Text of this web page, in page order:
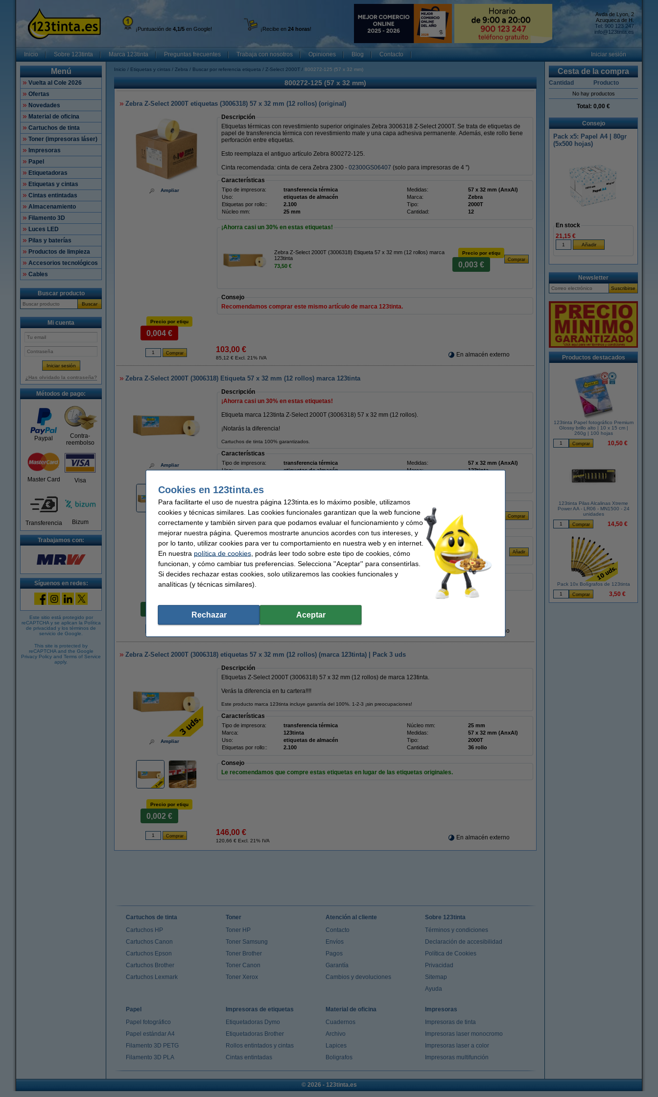
¡Puntuación de 4,1/5 en Google! ¡Recibe en 24 horas!
Avda de Lyon, 2
Azuqueca de H.
Tel: 900 123 247
info@123tinta.es
Inicio Sobre 123tinta Marca 123tinta Preguntas frecuentes Trabaja con nosotros Opiniones Blog Contacto Iniciar sesión
Menú
Vuelta al Cole 2026
Ofertas
Novedades
Material de oficina
Cartuchos de tinta
Toner (impresoras láser)
Impresoras
Papel
Etiquetadoras
Etiquetas y cintas
Cintas entintadas
Almacenamiento
Filamento 3D
Luces LED
Pilas y baterías
Productos de limpieza
Accesorios tecnológicos
Cables
Buscar producto
Buscar
Mi cuenta
¿Has olvidado la contraseña?
Métodos de pago:
Paypal
Contra-
reembolso
Master Card Visa
Transferencia Bizum
Trabajamos con:
Síguenos en redes:
Este sitio está protegido por
reCAPTCHA y se aplican la Política
de privacidad y los términos de
servicio de Google
This site is protected by
reCAPTCHA and the Google
Privacy Policy and Terms of Service
apply.
Inicio Etiquetas y cintas Zebra Buscar por referencia etiqueta Z-Select 2000T 800272-125 (57 x 32 mm)
800272-125 (57 x 32 mm)
Zebra Z-Select 2000T etiquetas (3006318) 57 x 32 mm (12 rollos) (original)
Ampliar
Descripción
Etiquetas térmicas con revestimiento superior originales Zebra 3006318 Z-Select 2000T. Se trata de etiquetas de
papel de transferencia térmica con revestimiento mate y una capa adhesiva permanente. Además, este rollo tiene
perforación entre etiquetas.
Esto reemplaza el antiguo artículo Zebra 800272-125.
Cinta recomendada: cinta de cera Zebra 2300 - 02300GS06407 (solo para impresoras de 4 '')
Características
Tipo de impresora: transferencia térmica Medidas:
57 x 32 mm (AnxAl)
Uso:
etiquetas de almacén Marca:
Zebra
Etiquetas por rollo::
2.100 Tipo:
2000T
Núcleo mm:
25 mm Cantidad: 12
¡Ahorra casi un 30% en estas etiquetas!
Zebra Z-Select 2000T (3006318) Etiqueta 57 x 32 mm (12 rollos) marca
123tinta
73,50 €
Precio por etiqu
0,003 €
Consejo
Recomendamos comprar este mismo artículo de marca 123tinta.
Precio por etiqu
0,004 €
103,00 €
85,12 € Excl. 21% IVA En almacén externo
Zebra Z-Select 2000T (3006318) Etiqueta 57 x 32 mm (12 rollos) marca 123tinta
Ampliar
Descripción
¡Ahorra casi un 30% en estas etiquetas!
Etiqueta marca 123tinta Z-Select 2000T (3006318) 57 x 32 mm (12 rollos).
¡Notarás la diferencia!
Cartuchos de tinta 100% garantizados.
Características
Tipo de impresora: transferencia térmica Medidas:
57 x 32 mm (AnxAl)
Uso:
etiquetas de almacén Marca:
123tinta
Núcleo mm:
Pack ahorro
Zebra Z-Select 2000T (3006318) etiquetas 57 x 32 mm (12 rollos) (marca 123tinta) | Pack 3 uds
146,00 €
Consejo: añade otra vez la cinta
Zebra 2300 cinta de cera (02300GS06407) 64 mm x 74 m (marca 123tinta) | Pack 15 uds
19,50 €
Consejo
Le recomendamos que utilice estas etiquetas en lugar de las etiquetas originales.
73,50 €
En almacén externo
Zebra Z-Select 2000T (3006318) etiquetas 57 x 32 mm (12 rollos) (marca 123tinta) | Pack 3 uds
Ampliar
Descripción
Etiquetas Z-Select 2000T (3006318) 57 x 32 mm (12 rollos) de marca 123tinta.
Verás la diferencia en tu cartera!!!!
Este producto marca 123tinta incluye garantía del 100%. 1-2-3 ¡sin preocupaciones!
Características
Tipo de impresora: transferencia térmica Núcleo mm:
25 mm
Marca:
123tinta Medidas:
57 x 32 mm (AnxAl)
Uso:
etiquetas de almacén Tipo:
2000T
Etiquetas por rollo::
2.100 Cantidad: 36 rollo
Consejo
Le recomendamos que compre estas etiquetas en lugar de las etiquetas originales.
Precio por etiqu
0,002 €
146,00 €
120,66 € Excl. 21% IVA En almacén externo
Cesta de la compra
Cantidad Producto
No hay productos
Total: 0,00 €
Consejo
Pack x5: Papel A4 | 80gr
(5x500 hojas)
En stock
21,15 €
Newsletter
Productos destacados
123tinta Papel fotográfico Premium
Glossy brillo alto | 10 x 15 cm |
260g | 100 hojas
10,50 €
123tinta Pilas Alcalinas Xtreme
Power AA - LR06 - MN1500 - 24
unidades
14,50 €
Pack 10x Bolígrafos de 123tinta
3,50 €
Cartuchos de tinta
Cartuchos HP
Cartuchos Canon
Cartuchos Epson
Cartuchos Brother
Cartuchos Lexmark
Toner
Toner HP
Toner Samsung
Toner Brother
Toner Canon
Toner Xerox
Atención al cliente
Contacto
Envíos
Pagos
Garantía
Cambios y devoluciones
Sobre 123tinta
Términos y condiciones
Declaración de accesibilidad
Política de Cookies
Privacidad
Sitemap
Ayuda
Papel
Papel fotográfico
Papel estándar A4
Filamento 3D PETG
Filamento 3D PLA
Impresoras de etiquetas
Etiquetadoras Dymo
Etiquetadoras Brother
Rollos entintados y cintas
Cintas entintadas
Material de oficina
Cuadernos
Archivo
Lapices
Boligrafos
Impresoras
Impresoras de tinta
Impresoras laser monocromo
Impresoras laser a color
Impresoras multifunción
© 2026 - 123tinta.es
Cookies en 123tinta.es
Para facilitarte el uso de nuestra página 123tinta.es lo máximo posible, utilizamos
cookies y técnicas similares. Las cookies funcionales garantizan que la web funcione
correctamente y también sirven para que podamos evaluar el funcionamiento y cómo
mejorar nuestra página. Queremos mostrarte anuncios acordes con tus intereses, y
por lo tanto, utilizar cookies para ver tu comportamiento en nuestra web y en internet.
En nuestra política de cookies, podrás leer todo sobre este tipo de cookies, cómo
funcionan, y cómo cambiar tus preferencias. Selecciona ''Aceptar'' para consentirlas.
Si decides rechazar estas cookies, solo utilizaremos las cookies funcionales y
analíticas (y técnicas similares).
Rechazar Aceptar